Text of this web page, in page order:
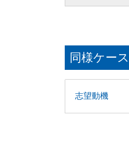
同様ケー
志望動機